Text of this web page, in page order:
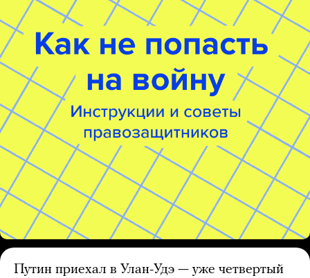
Путин приехал в Улан-Удэ — уже четвертый